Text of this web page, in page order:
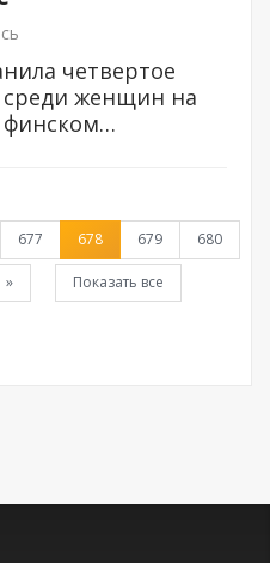
четвертое
среди женщин на
677 678 679 680
» Показать все